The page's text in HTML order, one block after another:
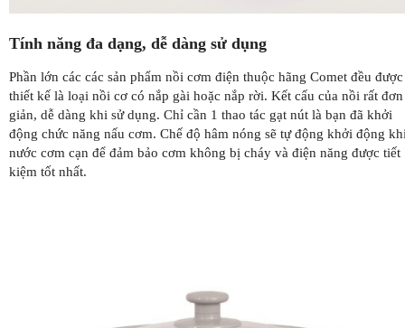
Tính năng đa dạng, dễ dàng sử dụng
Phần lớn các các sản phẩm nồi cơm điện thuộc hãng Comet đều được
thiết kế là loại nồi cơ có nắp gài hoặc nắp rời. Kết cấu của nồi rất đơn
giản, dễ dàng khi sử dụng. Chỉ cần 1 thao tác gạt nút là bạn đã khởi
động chức năng nấu cơm. Chế độ hâm nóng sẽ tự động khởi động
nước cơm cạn để đảm bảo cơm không bị cháy và điện năng được tiết
kiệm tốt nhất.